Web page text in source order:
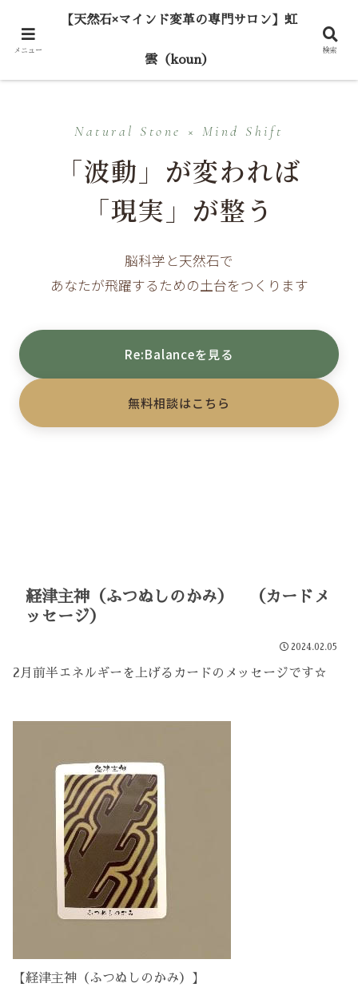
Natural Stone × Mind Shift
「波動」が変われば
「現実」が整う
脳科学と天然石で
あなたが飛躍するための土台をつくります
Re:Balanceを見る
無料相談はこちら
経津主神（ふつぬしのかみ） （カードメ
ッセージ）
2024.02.05
2月前半エネルギーを上げるカードのメッセージです☆
【経津主神（ふつぬしのかみ）】
メニュー
【天然石×マインド変革の専門サロン】虹
雲（koun）
検索